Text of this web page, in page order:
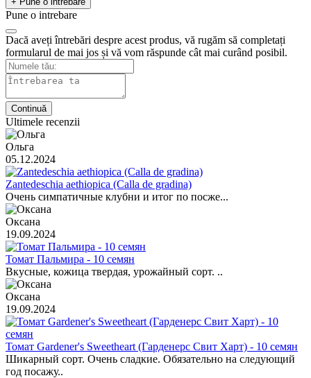
Pune o intrebare
Dacă aveți întrebări despre acest produs, vă rugăm să completați
formularul de mai jos și vă vom răspunde cât mai curând posibil.
Continuă
Ultimele recenzii
Ольга
05.12.2024
Zantedeschia aethiopica (Calla de gradina)
Очень симпатичные клубни и итог по посже...
Оксана
19.09.2024
Томат Пальмира - 10 семян
Вкусные, кожица твердая, урожайный сорт. ..
Оксана
19.09.2024
Томат Gardener's Sweetheart (Гарденерс Свит Харт) - 10 семян
Шикарный сорт. Очень сладкие. Обязательно на следующий
год посажу..